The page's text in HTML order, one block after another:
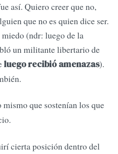
así. Quiero creer que no,
que no es quien dice ser.
(ndr: luego de la
un militante libertario de
luego recibió amenazas).
que sostenían los que
cierta posición dentro del